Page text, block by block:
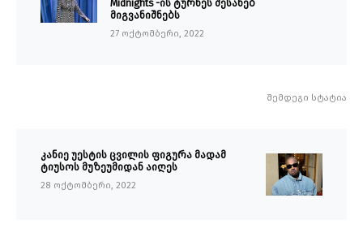
Midnights -ის ტურნეს შესახებ
მიგვანიშნებს
27 ოქტომბერი, 2022
შემდეგი სტატია
კანიე უესტის ცვილის ფიგურა მადამ
ტიუსოს მუზეუმიდან აიღეს
28 ოქტომბერი, 2022